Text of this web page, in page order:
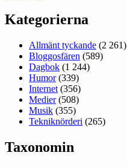
Kategorierna
Allmänt tyckande (2 261)
Bloggosfären (589)
Dagbok (1 244)
Humor(339)
Internet (356)
Medier(508)
Musik (355)
Tekniknörderi (265)
Taxonomin